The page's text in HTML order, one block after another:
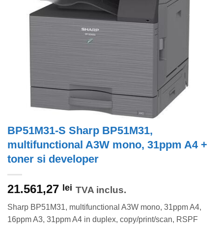
BP51M31-S Sharp BP51M31,
multifunctional A3W mono, 31ppm A4 +
toner si developer
21.561,27 lei TVA inclus.
Sharp BP51M31, multifunctional A3W mono, 31ppm A4,
16ppm A3, 31ppm A4 in duplex, copy/print/scan, RSPF